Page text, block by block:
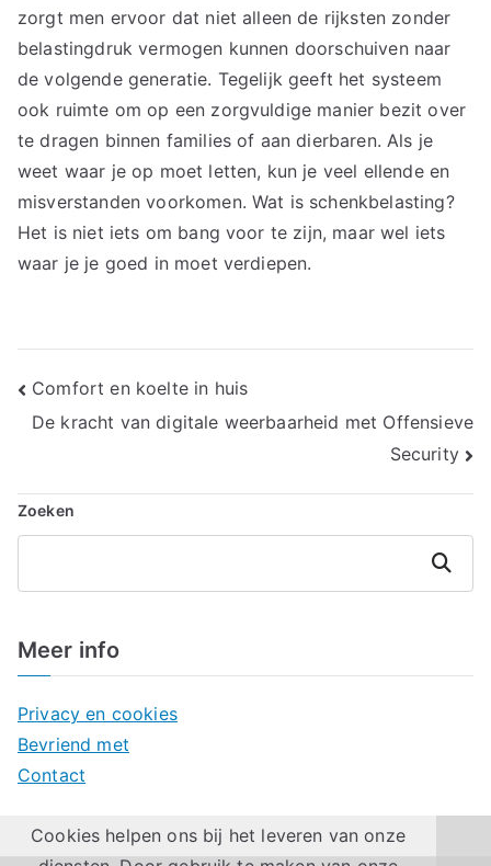
zorgt men ervoor dat niet alleen de rijksten zonder
belastingdruk vermogen kunnen doorschuiven naar
de volgende generatie. Tegelijk geeft het systeem
ook ruimte om op een zorgvuldige manier bezit over
te dragen binnen families of aan dierbaren. Als je
weet waar je op moet letten, kun je veel ellende en
misverstanden voorkomen. Wat is schenkbelasting?
Het is niet iets om bang voor te zijn, maar wel iets
waar je je goed in moet verdiepen.
Bericht
navigatie
Comfort en koelte in huis
De kracht van digitale weerbaarheid met Offensieve
Security
Zoeken
Zoeken
Meer info
Privacy en cookies
Bevriend met
Contact
Cookies helpen ons bij het leveren van onze